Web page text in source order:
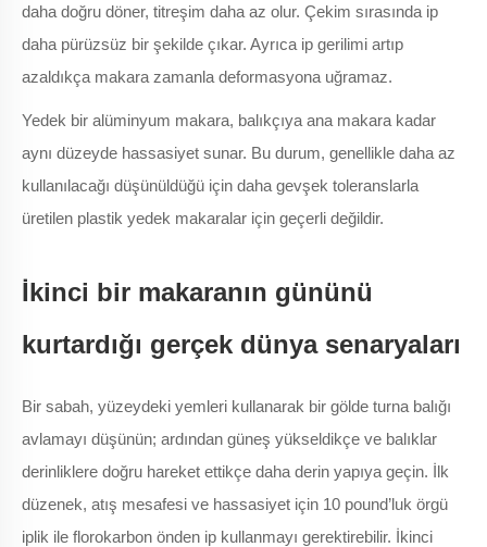
daha doğru döner, titreşim daha az olur. Çekim sırasında ip
daha pürüzsüz bir şekilde çıkar. Ayrıca ip gerilimi artıp
azaldıkça makara zamanla deformasyona uğramaz.
Yedek bir alüminyum makara, balıkçıya ana makara kadar
aynı düzeyde hassasiyet sunar. Bu durum, genellikle daha az
kullanılacağı düşünüldüğü için daha gevşek toleranslarla
üretilen plastik yedek makaralar için geçerli değildir.
İkinci bir makaranın gününü
kurtardığı gerçek dünya senaryaları
Bir sabah, yüzeydeki yemleri kullanarak bir gölde turna balığı
avlamayı düşünün; ardından güneş yükseldikçe ve balıklar
derinliklere doğru hareket ettikçe daha derin yapıya geçin. İlk
düzenek, atış mesafesi ve hassasiyet için 10 pound’luk örgü
iplik ile florokarbon önden ip kullanmayı gerektirebilir. İkinci